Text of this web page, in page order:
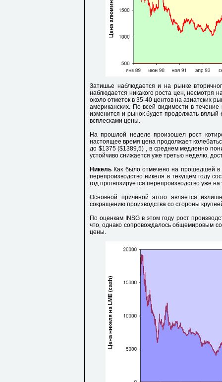
Затишье наблюдается и на рынке
наблюдается никакого роста цен, несмотря
около отметок в 35-40 центов на азиатских
американских. По всей видимости в
изменится и рынок будет продолжать вялый
всплесками цены.
На прошлой неделе произошел рост
настоящее время цена продолжает
до $1375 ($1389,5) , в среднем медленно
устойчиво снижается уже третью неделю,
Никель Как было отмечено на прошедшей
перепроизводство никеля в текущем году
год прогнозируется перепроизводство уже
Основной причиной этого является
сокращению производства со стороны
По оценкам INSG в этом году рост
что, однако сопровождалось общемировым
цены.